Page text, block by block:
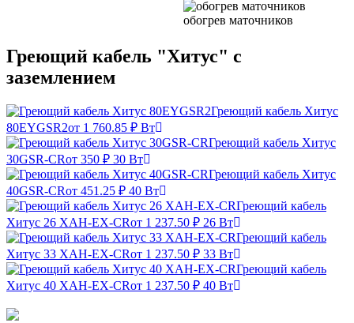
обогрев маточников
Греющий кабель "Хитус" с
заземлением
Греющий кабель Хитус
80EYGSR2от 1 760.85 ₽ Вт
Греющий кабель Хитус
30GSR-CRот 350 ₽ 30 Вт
Греющий кабель Хитус
40GSR-CRот 451.25 ₽ 40 Вт
Греющий кабель
Хитус 26 XAH-EX-CRот 1 237.50 ₽ 26 Вт
Греющий кабель
Хитус 33 XAH-EX-CRот 1 237.50 ₽ 33 Вт
Греющий кабель
Хитус 40 XAH-EX-CRот 1 237.50 ₽ 40 Вт